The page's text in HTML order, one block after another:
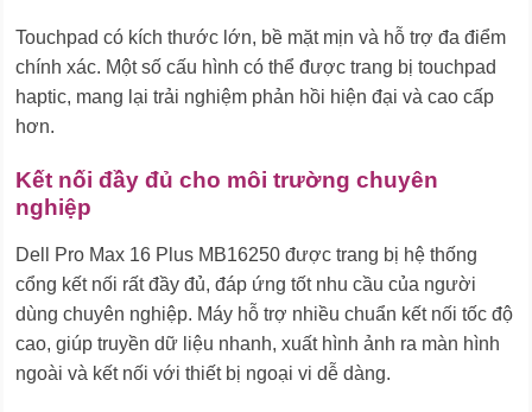
Touchpad có kích thước lớn, bề mặt mịn và hỗ trợ đa điểm
chính xác. Một số cấu hình có thể được trang bị touchpad
haptic, mang lại trải nghiệm phản hồi hiện đại và cao cấp
hơn.
Kết nối đầy đủ cho môi trường chuyên
nghiệp
Dell Pro Max 16 Plus MB16250 được trang bị hệ thống
cổng kết nối rất đầy đủ, đáp ứng tốt nhu cầu của người
dùng chuyên nghiệp. Máy hỗ trợ nhiều chuẩn kết nối tốc độ
cao, giúp truyền dữ liệu nhanh, xuất hình ảnh ra màn hình
ngoài và kết nối với thiết bị ngoại vi dễ dàng.